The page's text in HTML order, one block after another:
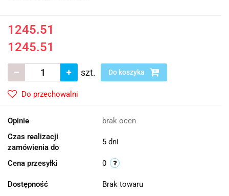
1245.51
1245.51
szt. Do koszyka
Do przechowalni
Opinie
brak ocen
Czas realizacji
zamówienia do
5 dni
Cena przesyłki 0
Dostępność Brak towaru